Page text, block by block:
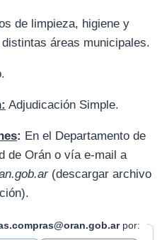
de limpieza, higiene y
áreas municipales.
Adjudicación Simple.
: En el Departamento de
de Orán o vía e-mail a
(descargar archivo
por: